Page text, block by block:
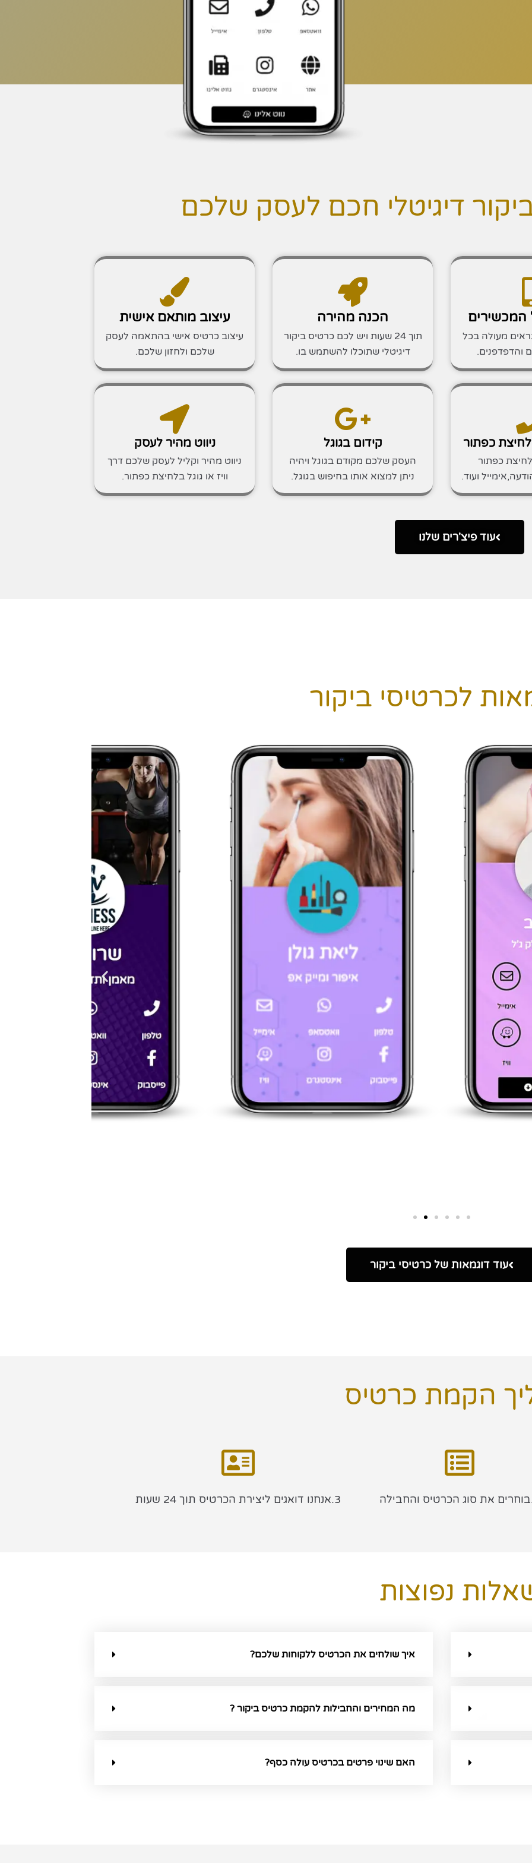
דיגיטלי חכם לעסק שלכם
המכשירים
מעולה בכל
והדפדפנים.
כפתור
כפתור
ועוד.
הכנה מהירה
תוך 24 שעות ויש לכם כרטיס ביקור
דיגיטלי שתוכלו להשתמש בו.
קידום בגוגל
העסק שלכם מקודם בגוגל ויהיה
ניתן למצוא אותו בחיפוש בגוגל.
עיצוב מותאם אישית
עיצוב כרטיס אישי בהתאמה לעסק
שלכם ולחזון שלכם.
ניווט מהיר לעסק
ניווט מהיר וקליל לעסק שלכם דרך
וויז או גוגל בלחיצת כפתור.
עוד פיצ'רים שלנו
לכרטיסי ביקור
עוד דוגמאות של כרטיסי ביקור
הקמת כרטיס
3.אנחנו דואגים ליצירת הכרטיס תוך 24 שעות
נפוצות
איך שולחים את הכרטיס ללקוחות שלכם?
מה המחירים והחבילות להקמת כרטיס ביקור ?
האם שינוי פרטים בכרטיס עולה כסף?